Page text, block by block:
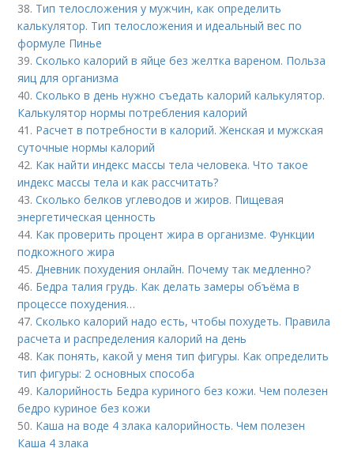
38. Тип телосложения у мужчин, как определить
калькулятор. Тип телосложения и идеальный вес по
формуле Пинье
39.Сколько калорий в яйце без желтка вареном. Польза
яиц для организма
40.Сколько в день нужно съедать калорий калькулятор.
Калькулятор нормы потребления калорий
41. Расчет в потребности в калорий. Женская и мужская
суточные нормы калорий
42. Как найти индекс массы тела человека. Что такое
индекс массы тела и как рассчитать?
43.Сколько белков углеводов и жиров. Пищевая
энергетическая ценность
44. Как проверить процент жира в организме. Функции
подкожного жира
45.Дневник похудения онлайн. Почему так медленно?
46. Бедра талия грудь. Как делать замеры объёма в
процессе похудения…
47.Сколько калорий надо есть, чтобы похудеть. Правила
расчета и распределения калорий на день
48. Как понять, какой у меня тип фигуры. Как определить
тип фигуры: 2 основных способа
49. Калорийность Бедра куриного без кожи. Чем полезен
бедро куриное без кожи
50. Каша на воде 4 злака калорийность. Чем полезен
Каша 4 злака